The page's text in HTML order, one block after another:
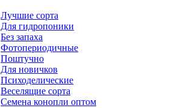
Лучшие сорта
Для гидропоники
Без запаха
Фотопериодичные
Поштучно
Для новичков
Психоделические
Веселящие сорта
Семена конопли оптом